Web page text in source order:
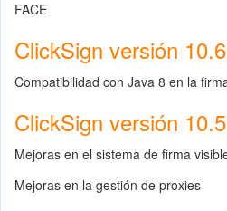
FACE
ClickSign versión 10.6
Compatibilidad con Java 8 en la
ClickSign versión 10.5
Mejoras en el sistema de firma
Mejoras en la gestión de proxies